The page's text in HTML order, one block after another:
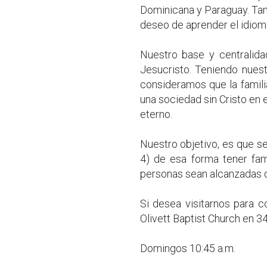
Dominicana y Paraguay.
deseo de aprender el
Nuestro base y
Jesucristo. Teniendo
consideramos que la
una sociedad sin Cristo
eterno.
Nuestro objetivo, es que
4) de esa forma tener
personas sean alcanzadas
Si desea visitarnos para
Olivett Baptist Church en
Domingos 10:45 a.m.